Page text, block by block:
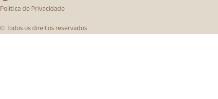
Política de Privacidade
© Todos os direitos reservados